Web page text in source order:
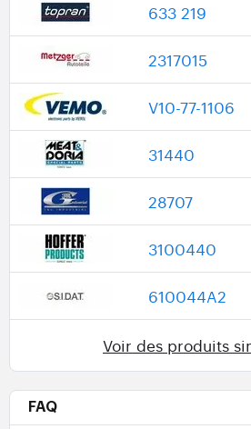
633 219
2317015
V10-77-1106
31440
28707
3100440
610044A2
Voir des produits
FAQ